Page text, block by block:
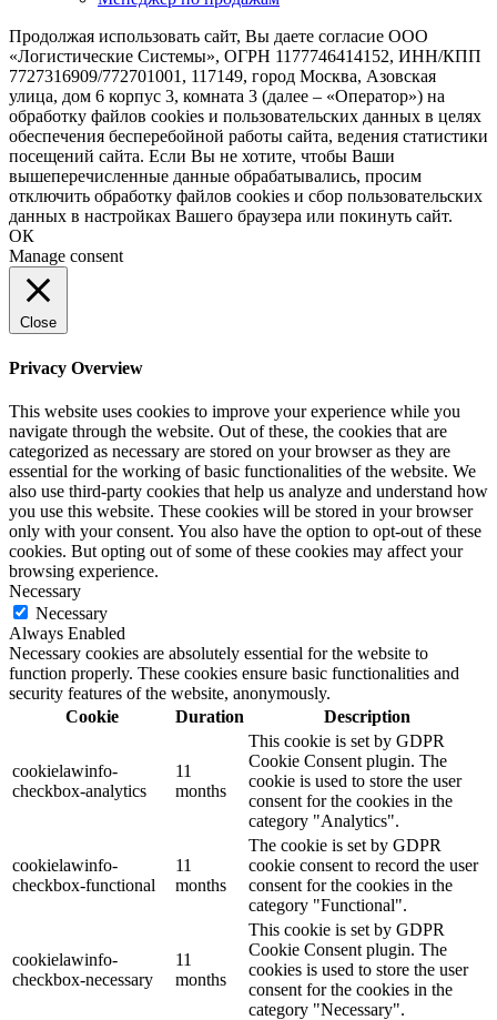
Продолжая использовать сайт, Вы даете согласие ООО
«Логистические Системы», ОГРН 1177746414152, ИНН/КПП
7727316909/772701001, 117149, город Москва, Азовская
улица, дом 6 корпус 3, комната 3 (далее – «Оператор») на
обработку файлов cookies и пользовательских данных в целях
обеспечения бесперебойной работы сайта, ведения статистики
посещений сайта. Если Вы не хотите, чтобы Ваши
вышеперечисленные данные обрабатывались, просим
отключить обработку файлов cookies и сбор пользовательских
данных в настройках Вашего браузера или покинуть сайт.
ОК
Manage consent
Close
Privacy Overview
This website uses cookies to improve your experience while you
navigate through the website. Out of these, the cookies that are
categorized as necessary are stored on your browser as they are
essential for the working of basic functionalities of the website. We
also use third-party cookies that help us analyze and understand how
you use this website. These cookies will be stored in your browser
only with your consent. You also have the option to opt-out of these
cookies. But opting out of some of these cookies may affect your
browsing experience.
Necessary
Necessary
Always Enabled
Necessary cookies are absolutely essential for the website to
function properly. These cookies ensure basic functionalities and
security features of the website, anonymously.
Cookie
Duration Description
cookielawinfo-
checkbox-analytics
11
months
This cookie is set by GDPR
Cookie Consent plugin. The
cookie is used to store the user
consent for the cookies in the
category "Analytics".
cookielawinfo-
checkbox-functional
11
months
The cookie is set by GDPR
cookie consent to record the user
consent for the cookies in the
category "Functional".
cookielawinfo-
checkbox-necessary
11
months
This cookie is set by GDPR
Cookie Consent plugin. The
cookies is used to store the user
consent for the cookies in the
category "Necessary".